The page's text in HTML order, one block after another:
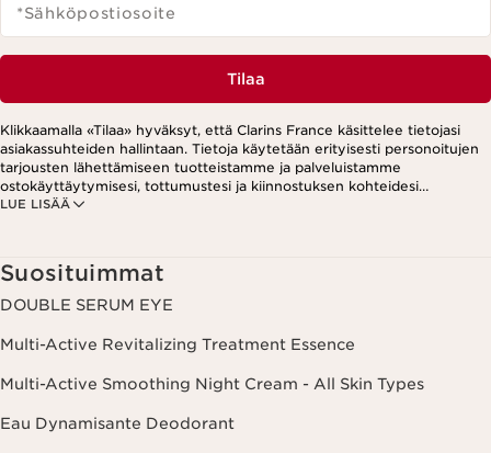
*Sähköpostiosoite
Tilaa
LUE LISÄÄ
Klikkaamalla «Tilaa» hyväksyt, että Clarins France käsittelee tietojasi
asiakassuhteiden hallintaan. Tietoja käytetään erityisesti personoitujen
tarjousten lähettämiseen tuotteistamme ja palveluistamme
ostokäyttäytymisesi, tottumustesi ja kiinnostuksen kohteidesi
perusteella. Tarjouksia voidaan esittää myös sosiaalisessa mediassa ja
klikkaamalla uutiskirjeen jokaisessa viestissä olevaa peruutuslinkkiä.
Lisätietoa tietojesi käsittelystä ja oikeuksistasi löydät
tietosuojakäytännöstämme.
Suosituimmat
DOUBLE SERUM EYE
Multi-Active Revitalizing Treatment Essence
Multi-Active Smoothing Night Cream - All Skin Types
Eau Dynamisante Deodorant